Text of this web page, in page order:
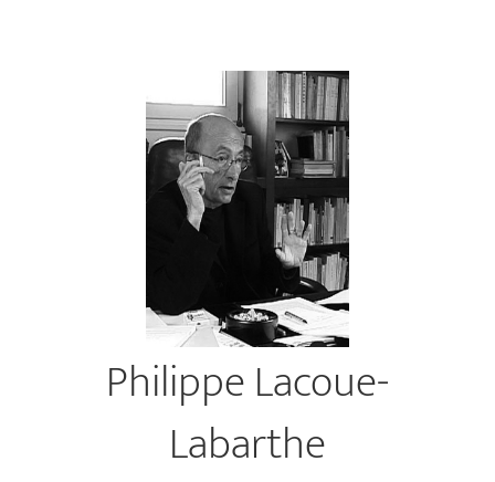
Philippe Lacoue-
Labarthe